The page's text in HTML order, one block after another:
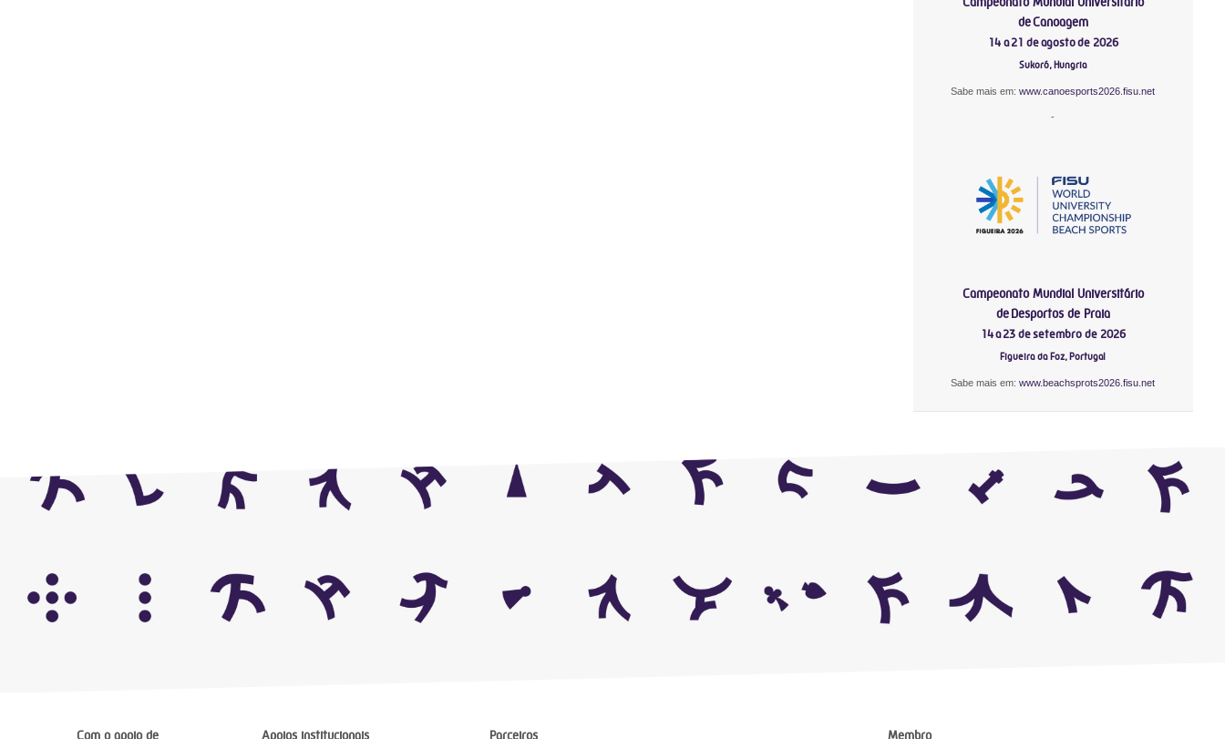
de Canoagem
14 a 21 de agosto de 2026
Sukoró, Hungria
Sabe mais em:www.canoesports2026.fisu.net
-
Campeonato Mundial Universitário
de Desportos de Praia
14 a 23 de setembro de 2026
Figueira da Foz, Portugal
Sabe mais em:www.beachsprots2026.fisu.net
Com o apoio de Apoios institucionais Parceiros Membro